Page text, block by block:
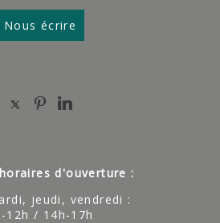
Nous écrire
d'ouverture :
jeudi, vendredi :
12h / 14h-17h